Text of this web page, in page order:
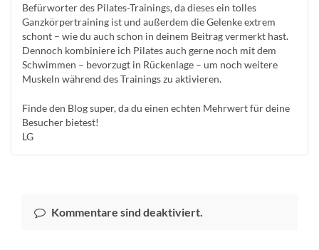
Befürworter des Pilates-Trainings, da dieses ein tolles
Ganzkörpertraining ist und außerdem die Gelenke extrem
schont – wie du auch schon in deinem Beitrag vermerkt hast.
Dennoch kombiniere ich Pilates auch gerne noch mit dem
Schwimmen – bevorzugt in Rückenlage – um noch weitere
Muskeln während des Trainings zu aktivieren.
Finde den Blog super, da du einen echten Mehrwert für deine
Besucher bietest!
LG
Kommentare sind deaktiviert.